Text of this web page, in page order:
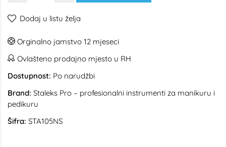
Dodaj u listu želja
Orginalno jamstvo 12 mjeseci
Ovlašteno prodajno mjesto u RH
Dostupnost: Po narudžbi
Brand: Staleks Pro – profesionalni instrumenti za manikuru i
pedikuru
Šifra: STA105NS